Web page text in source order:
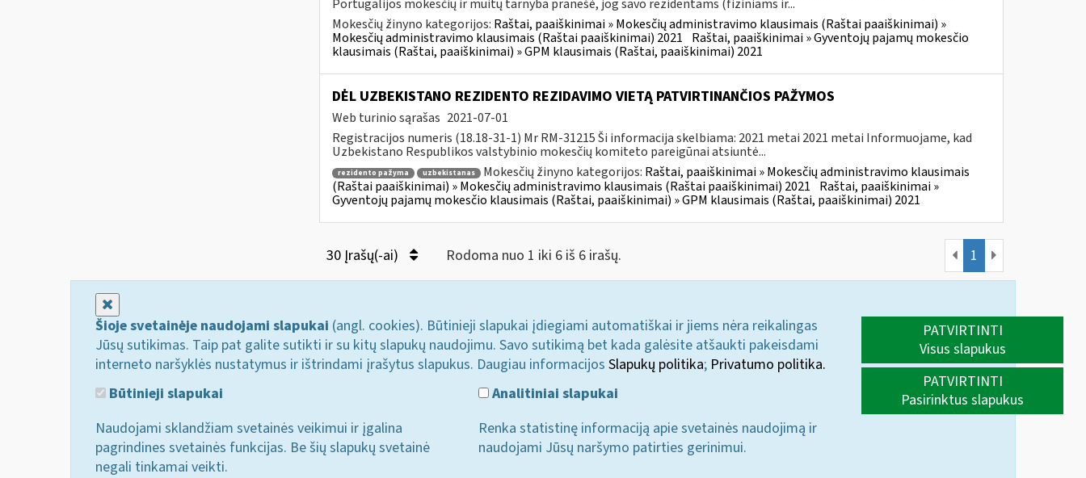
Portugalijos mokesčių ir muitų tarnyba pranešė, jog savo rezidentams (fiziniams ir...
Mokesčių žinyno kategorijos: Raštai, paaiškinimai » Mokesčių administravimo klausimais (Raštai paaiškinimai) »
Mokesčių administravimo klausimais (Raštai paaiškinimai) 2021 Raštai, paaiškinimai » Gyventojų pajamų mokesčio
klausimais (Raštai, paaiškinimai) » GPM klausimais (Raštai, paaiškinimai) 2021
DĖL UZBEKISTANO REZIDENTO REZIDAVIMO VIETĄ PATVIRTINANČIOS PAŽYMOS
Web turinio sąrašas 2021-07-01
Registracijos numeris (18.18-31-1) Mr RM-31215 Ši informacija skelbiama: 2021 metai 2021 metai Informuojame, kad
Uzbekistano Respublikos valstybinio mokesčių komiteto pareigūnai atsiuntė...
rezidento pažyma uzbekistanas Mokesčių žinyno kategorijos: Raštai, paaiškinimai » Mokesčių administravimo klausimais
(Raštai paaiškinimai) » Mokesčių administravimo klausimais (Raštai paaiškinimai) 2021 Raštai, paaiškinimai »
Gyventojų pajamų mokesčio klausimais (Raštai, paaiškinimai) » GPM klausimais (Raštai, paaiškinimai) 2021
30 Įrašų(-ai) Rodoma nuo 1 iki 6 iš 6 irašų. 1
Šioje svetainėje naudojami slapukai (angl. cookies). Būtinieji slapukai įdiegiami automatiškai ir jiems nėra reikalingas
Jūsų sutikimas. Taip pat galite sutikti ir su kitų slapukų naudojimu. Savo sutikimą bet kada galėsite atšaukti pakeisdami
interneto naršyklės nustatymus ir ištrindami įrašytus slapukus. Daugiau informacijos Slapukų politika; Privatumo politika.
Būtinieji slapukai
Naudojami sklandžiam svetainės veikimui ir įgalina
pagrindines svetainės funkcijas. Be šių slapukų svetainė
negali tinkamai veikti.
Analitiniai slapukai
Renka statistinę informaciją apie svetainės naudojimą ir
naudojami Jūsų naršymo patirties gerinimui.
PATVIRTINTI
Visus slapukus
PATVIRTINTI
Pasirinktus slapukus